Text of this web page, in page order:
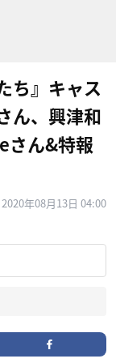
ち』キャス
ん、興津和
さん&特報
2020年08月13日 04:00